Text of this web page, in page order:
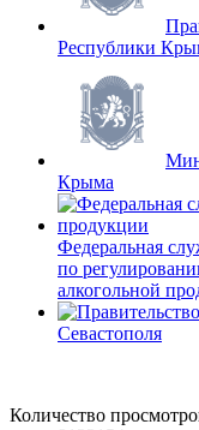
Республики
Крыма
Федеральная
по
алкогольной
Севастополя
Количество